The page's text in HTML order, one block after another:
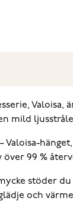
mild
Valoisa-
över 99 %
stöder
och